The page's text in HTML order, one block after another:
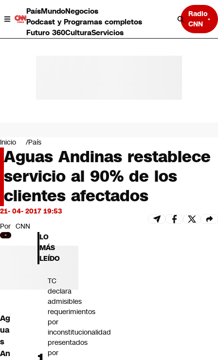
PaísMundoNegocios
Podcast y Programas completos
Futuro 360CulturaServicios
Radio
CNN
Negocios
Deportes
Programas completos
Cultura
Servicios
Bits
CNN tiempo
Futuro 360
Opinión
Inicio País
Aguas Andinas restablece
servicio al 90% de los
clientes afectados
21- 04- 2017 19:53
Por CNN
Ag
ua
s
An
LO
MÁS
LEÍDO
TC
declara
admisibles
requerimientos
por
inconstitucionalidad
presentados
por